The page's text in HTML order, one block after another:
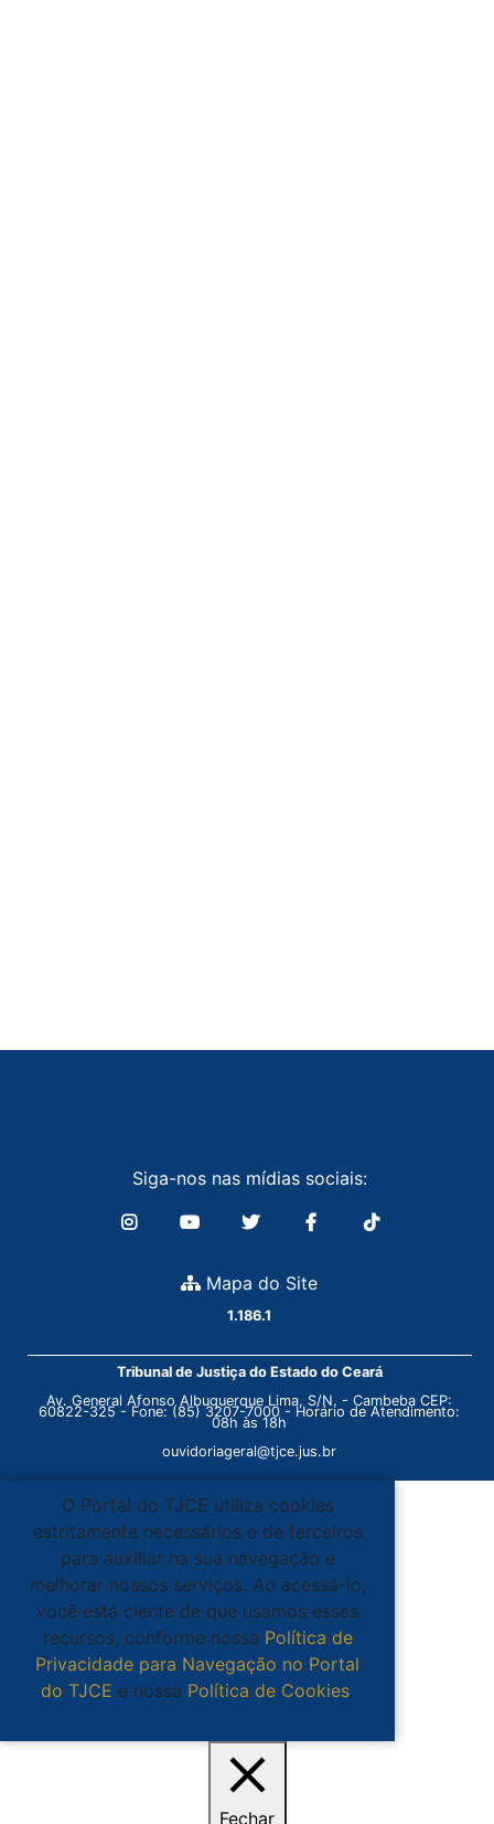
Siga-nos nas mídias sociais:
Mapa do Site
1.186.1
Tribunal de Justiça do Estado do Ceará
Av. General Afonso Albuquerque Lima, S/N. - Cambeba CEP:
60822-325 - Fone: (85) 3207-7000 - Horário de Atendimento:
08h às 18h
ouvidoriageral@tjce.jus.br
O Portal do TJCE utiliza cookies
estritamente necessários e de terceiros
para auxiliar na sua navegação e
melhorar nossos serviços. Ao acessá-lo,
você está ciente de que usamos esses
recursos, conforme nossa Política de
Privacidade para Navegação no Portal
do TJCE e nossa Política de Cookies.
Fechar